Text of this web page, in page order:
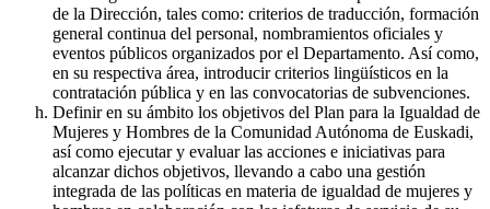
de la Dirección, tales como: criterios de traducción, formación
general continua del personal, nombramientos oficiales y
eventos públicos organizados por el Departamento. Así como,
en su respectiva área, introducir criterios lingüísticos en la
contratación pública y en las convocatorias de subvenciones.
Definir en su ámbito los objetivos del Plan para la Igualdad de
Mujeres y Hombres de la Comunidad Autónoma de Euskadi,
así como ejecutar y evaluar las acciones e iniciativas para
alcanzar dichos objetivos, llevando a cabo una gestión
integrada de las políticas en materia de igualdad de mujeres y